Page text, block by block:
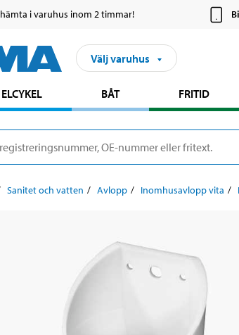
i varuhus inom 2 timmar!
Välj varuhus
BÅT FRITID
Sanitet och vatten Avlopp Inomhusavlopp vita